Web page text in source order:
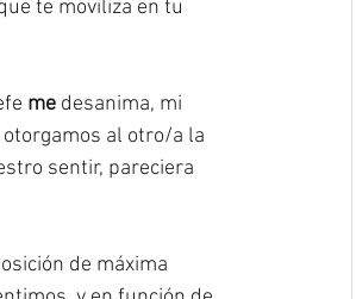
te moviliza en tu
me desanima, mi
al otro/a la
sentir, pareciera
de máxima